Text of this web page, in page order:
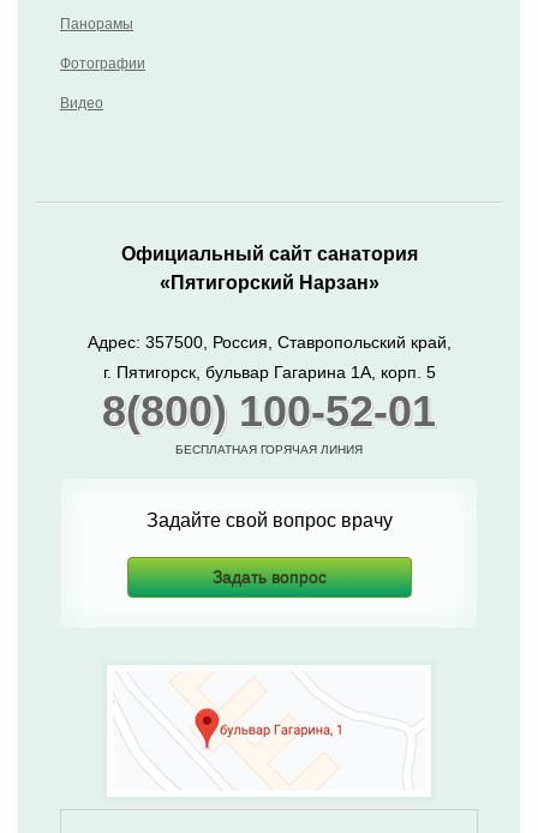
Панорамы
Фотографии
Видео
Задайте свой вопрос врачу
Задать вопрос
Официальный сайт санатория
«Пятигорский Нарзан»
Адрес: 357500, Россия, Ставропольский край,
г. Пятигорск, бульвар Гагарина 1А, корп. 5
8(800) 100-52-01
БЕСПЛАТНАЯ ГОРЯЧАЯ ЛИНИЯ